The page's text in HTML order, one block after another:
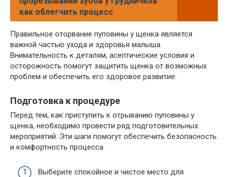
как облегчить процесс
Правильное оторвание пуповины у щенка является
важной частью ухода и здоровья малыша.
Внимательность к деталям, асептические условия и
осторожность помогут защитить щенка от возможных
проблем и обеспечить его здоровое развитие.
Подготовка к процедуре
Перед тем, как приступить к отрыванию пуповины у
щенка, необходимо провести ряд подготовительных
мероприятий. Эти шаги помогут обеспечить безопасность
и комфортность процесса.
Выберите спокойное и чистое место для